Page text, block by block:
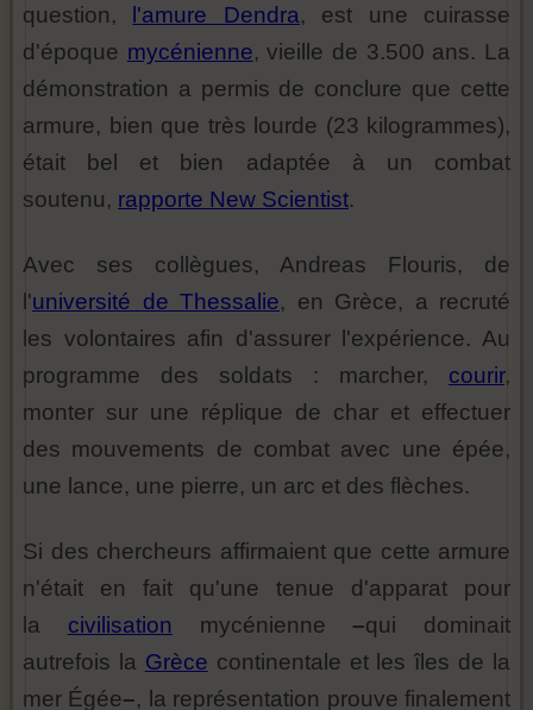
question, l'amure Dendra, est une cuirasse
d'époque mycénienne, vieille de 3.500 ans. La
démonstration a permis de conclure que cette
armure, bien que très lourde (23 kilogrammes),
était bel et bien adaptée à un combat
soutenu, rapporte New Scientist.
Avec ses collègues, Andreas Flouris, de
l'université de Thessalie, en Grèce, a recruté
les volontaires afin d'assurer l'expérience. Au
programme des soldats : marcher, courir,
monter sur une réplique de char et effectuer
des mouvements de combat avec une épée,
une lance, une pierre, un arc et des flèches.
Si des chercheurs affirmaient que cette armure
n'était en fait qu'une tenue d'apparat pour
la civilisation mycénienne –qui dominait
autrefois la Grèce continentale et les îles de la
mer Égée–, la représentation prouve finalement